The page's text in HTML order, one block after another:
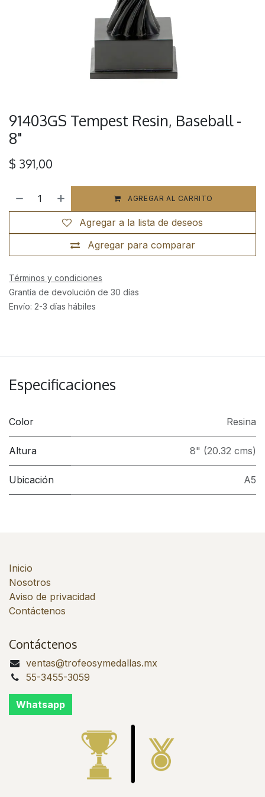
91403GS Tempest Resin, Baseball -
8"
$ 391,00
AGREGAR AL CARRITO
Agregar para comparar
Agregar a la lista de deseos
Términos y condiciones
Grantía de devolución de 30 días
Envío: 2-3 días hábiles
Especificaciones
Color Resina
Altura 8" (20.32 cms)
Ubicación A5
Inicio
Nosotros
Aviso de privacidad
Contáctenos
Contáctenos
ventas@trofeosymedallas.mx
55-3455-3059
Whatsapp